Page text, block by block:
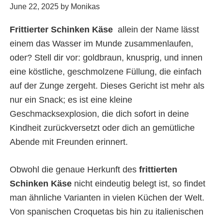
June 22, 2025 by Monikas
Frittierter Schinken Käse  allein der Name lässt
einem das Wasser im Munde zusammenlaufen,
oder? Stell dir vor: goldbraun, knusprig, und innen
eine köstliche, geschmolzene Füllung, die einfach
auf der Zunge zergeht. Dieses Gericht ist mehr als
nur ein Snack; es ist eine kleine
Geschmacksexplosion, die dich sofort in deine
Kindheit zurückversetzt oder dich an gemütliche
Abende mit Freunden erinnert.
Obwohl die genaue Herkunft des frittierten
Schinken Käse nicht eindeutig belegt ist, so findet
man ähnliche Varianten in vielen Küchen der Welt.
Von spanischen Croquetas bis hin zu italienischen